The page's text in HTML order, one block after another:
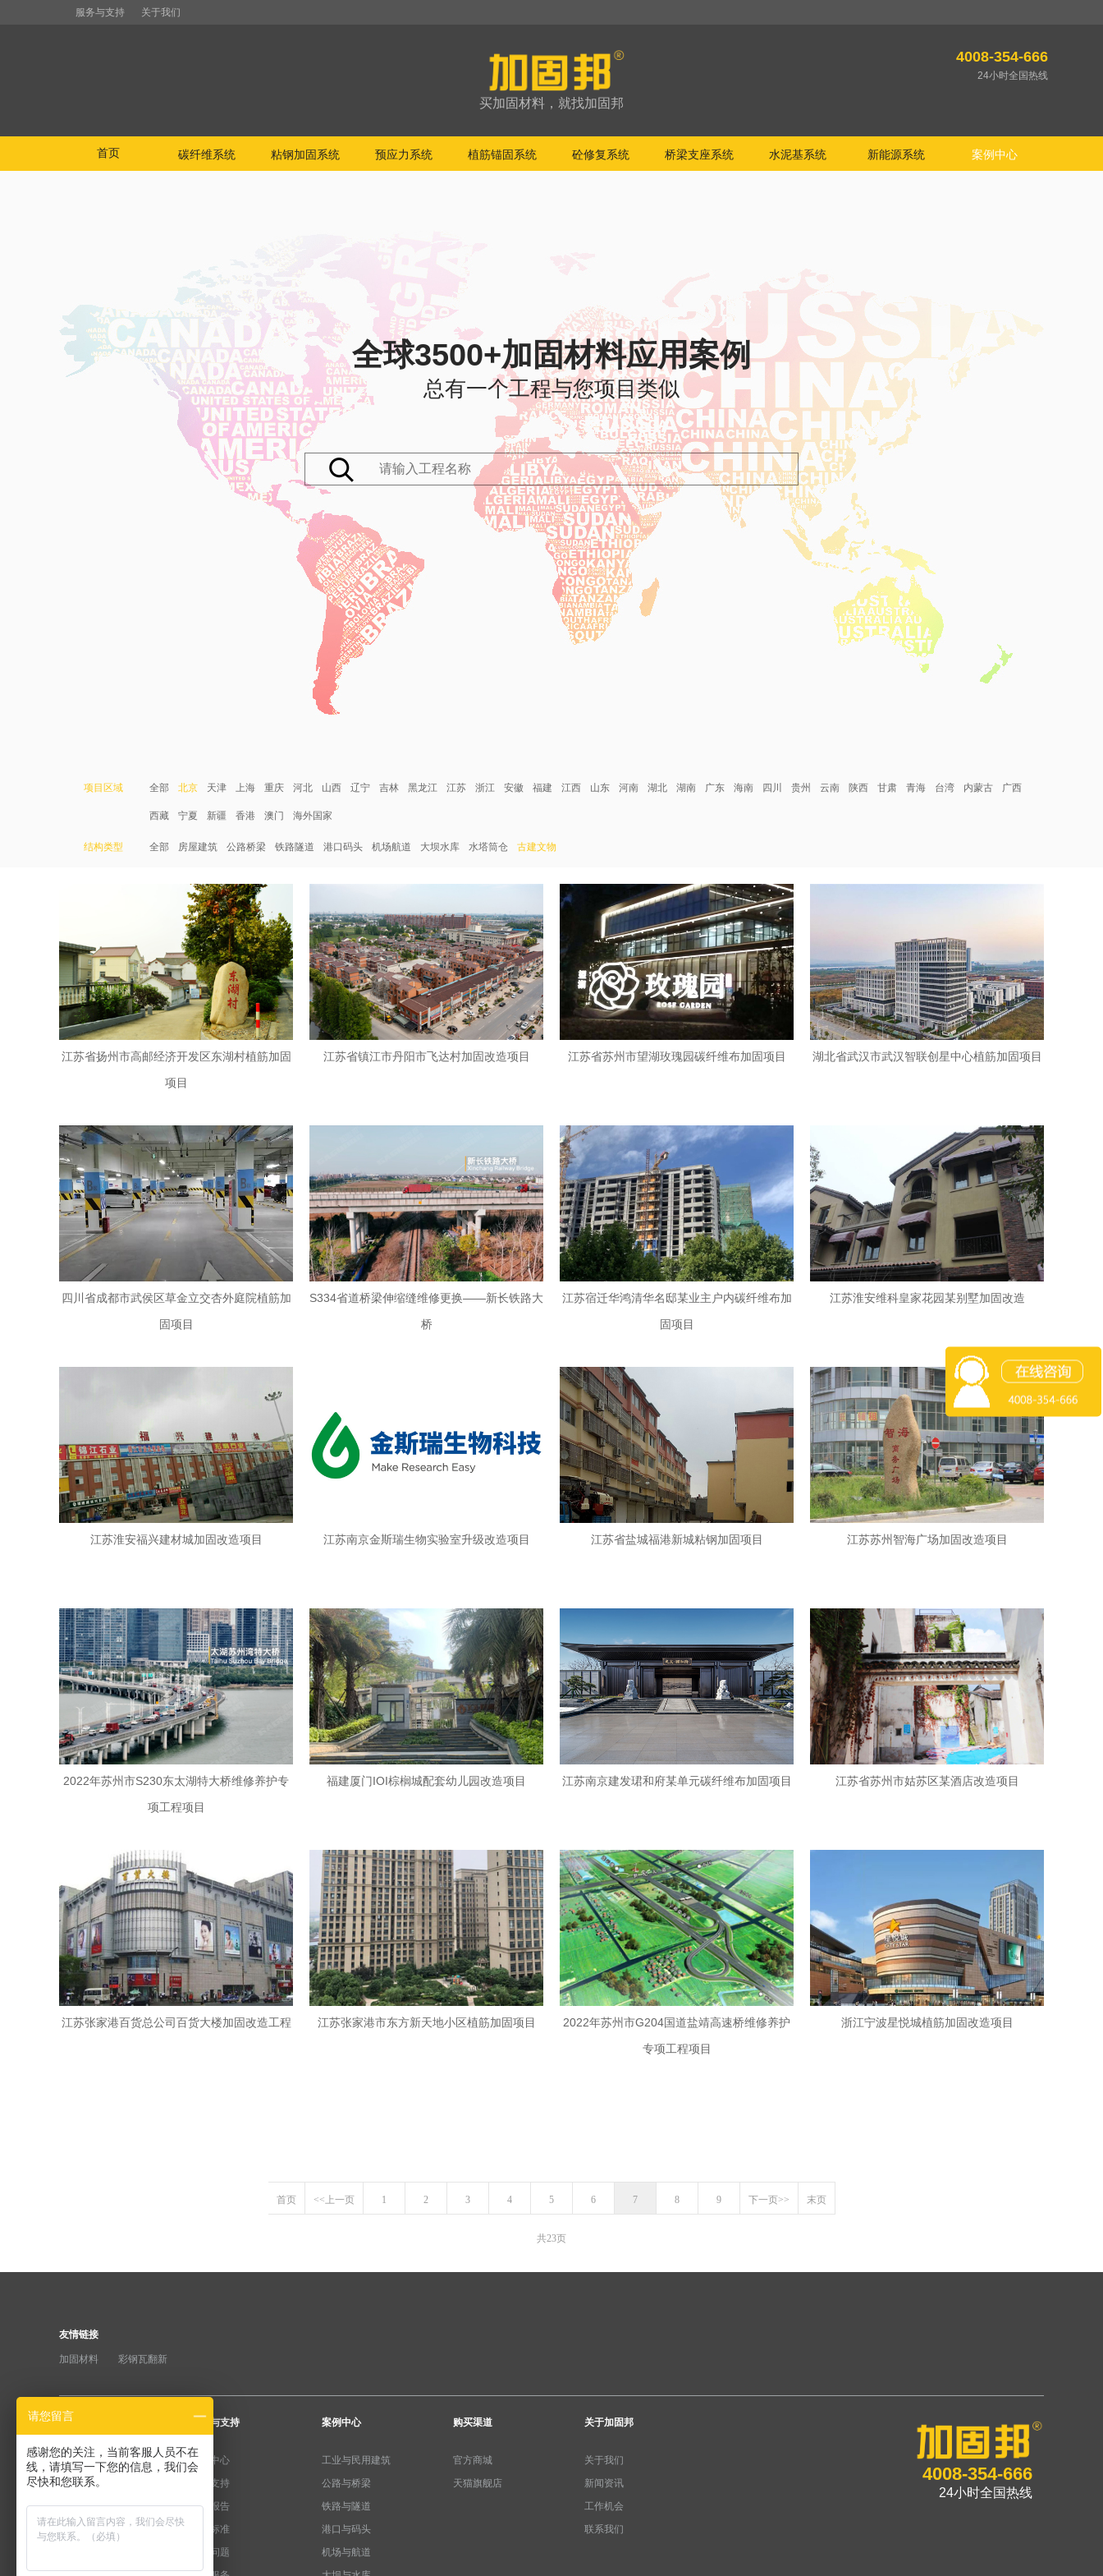
服务与支持 关于我们
买加固材料，就找加固邦
4008-354-666
24小时全国热线
首页 碳纤维系统 粘钢加固系统 预应力系统 植筋锚固系统 砼修复系统 桥梁支座系统 水泥基系统 新能源系统 案例中心
全球3500+加固材料应用案例
总有一个工程与您项目类似
项目区域 全部 北京 天津 上海 重庆 河北 山西 辽宁 吉林 黑龙江 江苏 浙江 安徽 福建 江西 山东 河南 湖北 湖南 广东 海南 四川 贵州 云南 陕西 甘肃 青海 台湾 内蒙古 广西
西藏 宁夏 新疆 香港 澳门 海外国家
结构类型 全部 房屋建筑 公路桥梁 铁路隧道 港口码头 机场航道 大坝水库 水塔筒仓 古建文物
江苏省扬州市高邮经济开发区东湖村植筋加固
项目
江苏省镇江市丹阳市飞达村加固改造项目 江苏省苏州市望湖玫瑰园碳纤维布加固项目 湖北省武汉市武汉智联创星中心植筋加固项目
四川省成都市武侯区草金立交杏外庭院植筋加
固项目
S334省道桥梁伸缩缝维修更换——新长铁路大
桥
江苏宿迁华鸿清华名邸某业主户内碳纤维布加
固项目
江苏淮安维科皇家花园某别墅加固改造
江苏淮安福兴建材城加固改造项目 江苏南京金斯瑞生物实验室升级改造项目 江苏省盐城福港新城粘钢加固项目 江苏苏州智海广场加固改造项目
2022年苏州市S230东太湖特大桥维修养护专
项工程项目
福建厦门IOI棕榈城配套幼儿园改造项目 江苏南京建发珺和府某单元碳纤维布加固项目 江苏省苏州市姑苏区某酒店改造项目
江苏张家港百货总公司百货大楼加固改造工程 江苏张家港市东方新天地小区植筋加固项目
2022年苏州市G204国道盐靖高速桥维修养护
专项工程项目
浙江宁波星悦城植筋加固改造项目
首页 <<上一页 1 2 3 4 5 6 7 8 9 下一页>> 末页
共23页
友情链接
加固材料 彩钢瓦翻新
产品分类
纤维加固系统
粘钢加固系统
预应力系统
水泥基系统
服务与支持
下载中心
产品支持
检测报告
规范标准
常见问题
案例中心
工业与民用建筑
公路与桥梁
铁路与隧道
港口与码头
机场与航道
购买渠道
官方商城
天猫旗舰店
关于加固邦
关于我们
新闻资讯
工作机会
联系我们
4008-354-666
24小时全国热线
请您留言
感谢您的关注，当前客服人员不在
线，请填写一下您的信息，我们会
尽快和您联系。